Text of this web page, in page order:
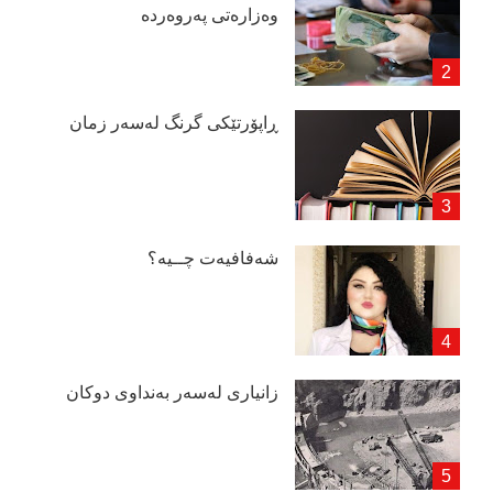
وەزارەتی پەروەردە
ڕاپۆرتێكی گرنگ لەسەر زمان
شەفافیەت چــیە؟
زانیاری لەسەر بەنداوی دوكان